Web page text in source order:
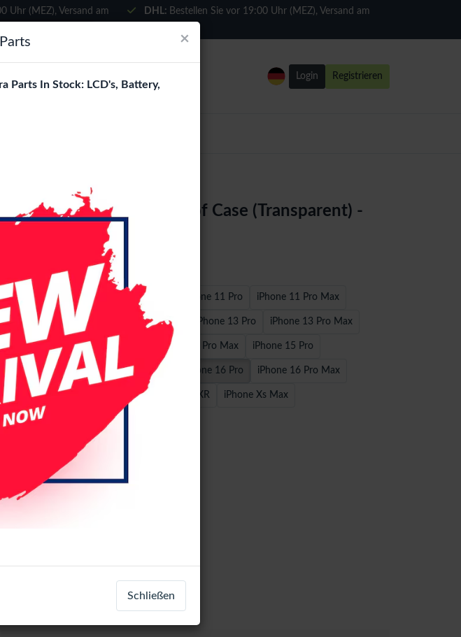
Sie in
Uhr (MEZ), Versand am
DHL: Bestellen Sie vor 19:00 Uhr (MEZ), Versand am
Login Registrieren
Wave MagSafe Shockproof Case (Transparent) -
iPhone 16 Pro
IPhone 15 IPhone 16 iPhone 11 iPhone 11 Pro iPhone 11 Pro Max
iPhone 12 Pro Max iPhone 12/12 Pro iPhone 13 Pro iPhone 13 Pro Max
iPhone 13/14 iPhone 14 Pro iPhone 14 Pro Max iPhone 15 Pro
iPhone 15 Pro Max iPhone 16 Plus iPhone 16 Pro iPhone 16 Pro Max
iPhone 17e/16e iPhone X / XS iPhone XR iPhone Xs Max
Registrieren
×
Parts In Stock: LCD's, Battery,
Schließen